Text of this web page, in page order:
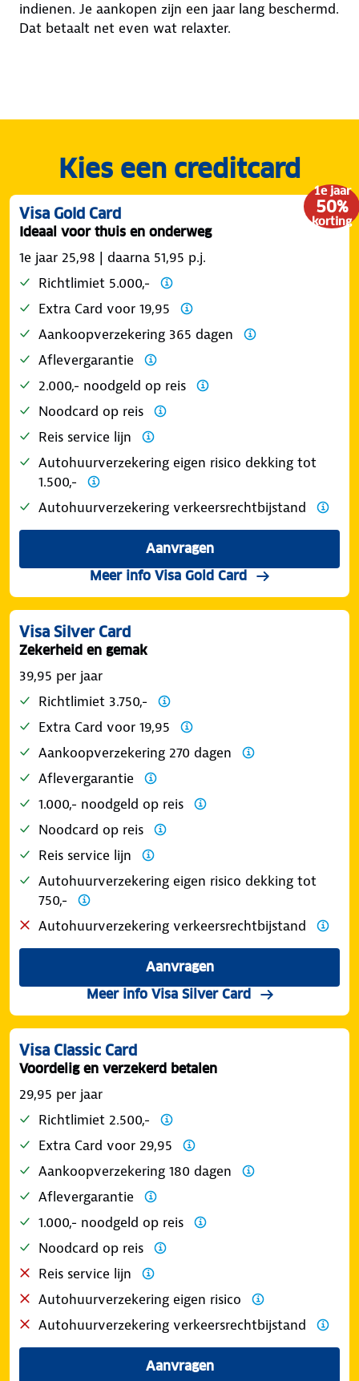
indienen. Je aankopen zijn een jaar lang beschermd.
Dat betaalt net even wat relaxter.
Kies een creditcard
1e jaar
50%
korting
Visa Gold Card
Ideaal voor thuis en onderweg
1e jaar 25,98 | daarna 51,95 p.j.
Richtlimiet 5.000,-
Extra Card voor 19,95
Aankoopverzekering 365 dagen
Aflevergarantie
2.000,- noodgeld op reis
Noodcard op reis
Reis service lijn
Autohuurverzekering eigen risico dekking tot
1.500,-
Autohuurverzekering verkeersrechtbijstand
Aanvragen
Meer info Visa Gold Card
Visa Silver Card
Zekerheid en gemak
39,95 per jaar
Richtlimiet 3.750,-
Extra Card voor 19,95
Aankoopverzekering 270 dagen
Aflevergarantie
1.000,- noodgeld op reis
Noodcard op reis
Reis service lijn
Autohuurverzekering eigen risico dekking tot
750,-
Autohuurverzekering verkeersrechtbijstand
Aanvragen
Meer info Visa Silver Card
Visa Classic Card
Voordelig en verzekerd betalen
29,95 per jaar
Richtlimiet 2.500,-
Extra Card voor 29,95
Aankoopverzekering 180 dagen
Aflevergarantie
1.000,- noodgeld op reis
Noodcard op reis
Reis service lijn
Autohuurverzekering eigen risico
Autohuurverzekering verkeersrechtbijstand
Aanvragen